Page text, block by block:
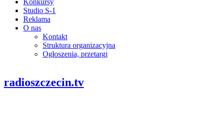
Konkursy
Studio S-1
Reklama
O nas
Kontakt
Struktura organizacyjna
Ogłoszenia, przetargi
radioszczecin.tv